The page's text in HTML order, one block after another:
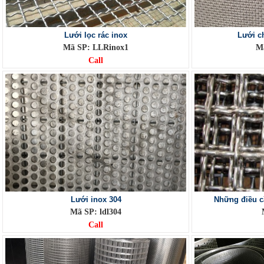
Lưới lọc rác inox
Mã SP: LLRinox1
Call
Lưới
Lưới inox 304
Mã SP: ldl304
Call
Những điều